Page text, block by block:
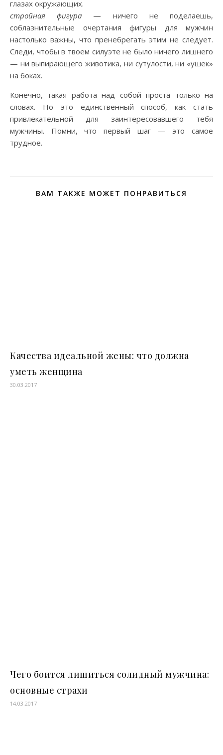
глазах окружающих.
стройная фигура — ничего не поделаешь,
соблазнительные очертания фигуры для мужчин
настолько важны, что пренебрегать этим не следует.
Следи, чтобы в твоем силуэте не было ничего лишнего
— ни выпирающего животика, ни сутулости, ни «ушек»
на боках.
Конечно, такая работа над собой проста только на
словах. Но это единственный способ, как стать
привлекательной для заинтересовавшего тебя
мужчины. Помни, что первый шаг — это самое
трудное.
ВАМ ТАКЖЕ МОЖЕТ ПОНРАВИТЬСЯ
Качества идеальной жены: что должна
уметь женщина
30.03.2017
Чего боится лишиться солидный мужчина:
основные страхи
14.03.2017